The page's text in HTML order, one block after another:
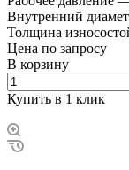
Внутренний
Толщина
Цена по запросу
В корзину
Купить в 1 клик